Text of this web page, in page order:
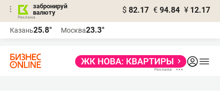
забронируй
валюту
$ 82.17 € 94.84 ¥ 12.17
Казань25.8° Москва23.3°